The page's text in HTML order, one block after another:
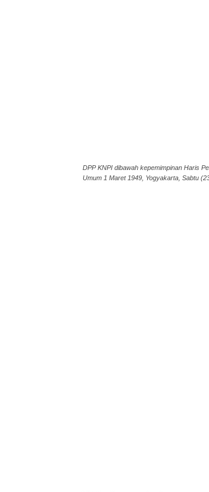
DPP KNPI dibawah kepemimpinan Haris
Umum 1 Maret 1949, Yogyakarta, Sabtu